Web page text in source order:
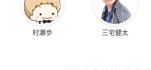
村瀬歩 三宅健太